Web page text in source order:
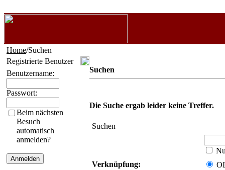
Home/Suchen
Registrierte Benutzer
Benutzername:
Passwort:
Beim nächsten
Besuch
automatisch
anmelden?
Suchen
Die Suche ergab leider keine Treffer.
Suchen
Verknüpfung: